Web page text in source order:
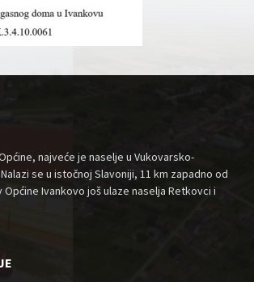
najveće je naselje u Vukovarsko-
se u istočnoj Slavoniji, 11 km zapadno od
Općine Ivankovo još ulaze naselja Retkovci i